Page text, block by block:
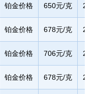
铂金价格 650元/克
铂金价格 678元/克
铂金价格 706元/克
铂金价格 678元/克